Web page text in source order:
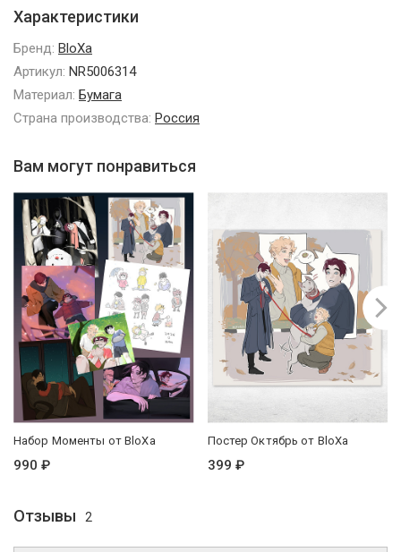
Характеристики
Бренд: BloXa
Артикул: NR5006314
Материал: Бумага
Страна производства: Россия
Вам могут понравиться
Набор Моменты от BloXa
990 ₽
Постер Октябрь от BloXa
399 ₽
Отзывы 2